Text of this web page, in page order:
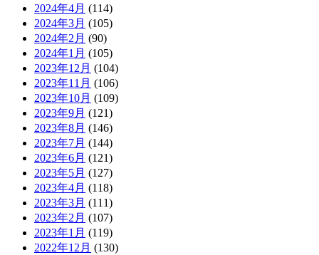
2024年4月 (114)
2024年3月 (105)
2024年2月 (90)
2024年1月 (105)
2023年12月 (104)
2023年11月 (106)
2023年10月 (109)
2023年9月 (121)
2023年8月 (146)
2023年7月 (144)
2023年6月 (121)
2023年5月 (127)
2023年4月 (118)
2023年3月 (111)
2023年2月 (107)
2023年1月 (119)
2022年12月 (130)